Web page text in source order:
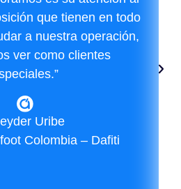
que tienen en todo
a nuestra operación,
ver como clientes
Uribe
Colombia – Dafiti